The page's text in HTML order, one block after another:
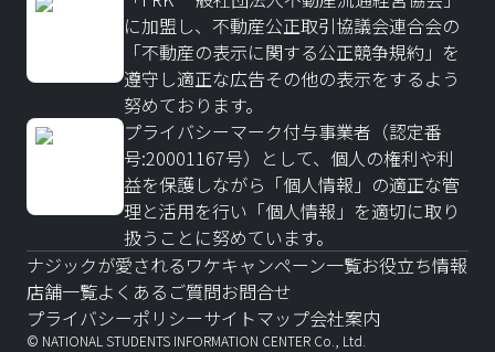
に加盟し、不動産公正取引協議会連合会の
「不動産の表示に関する公正競争規約」を
遵守し適正な広告その他の表示をするよう
努めております。
プライバシーマーク付与事業者（認定番
号:20001167号）として、個人の権利や利
益を保護しながら「個人情報」の適正な管
理と活用を行い「個人情報」を適切に取り
扱うことに努めています。
ナジックが愛されるワケキャンペーン一覧お役立ち情報
店舗一覧よくあるご質問お問合せ
プライバシーポリシーサイトマップ会社案内
© NATIONAL STUDENTS INFORMATION CENTER Co., Ltd.